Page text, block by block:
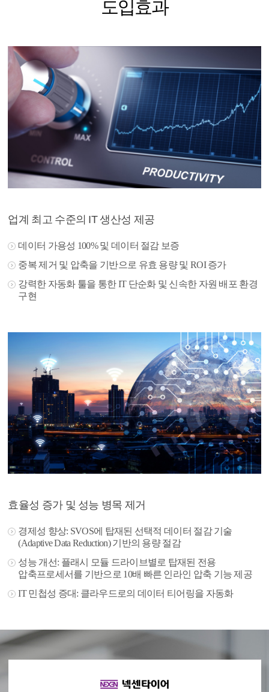
도입효과
업계 최고 수준의 IT 생산성 제공
데이터 가용성 100% 및 데이터 절감 보증
중복 제거 및 압축을 기반으로 유효 용량 및 ROI 증가
강력한 자동화 툴을 통한 IT 단순화 및 신속한 자원 배포 환경
구현
효율성 증가 및 성능 병목 제거
경제성 향상: SVOS에 탑재된 선택적 데이터 절감 기술
(Adaptive Data Reduction) 기반의 용량 절감
성능 개선: 플래시 모듈 드라이브별로 탑재된 전용
압축프로세서를 기반으로 10배 빠른 인라인 압축 기능 제공
IT 민첩성 증대: 클라우드로의 데이터 티어링을 자동화